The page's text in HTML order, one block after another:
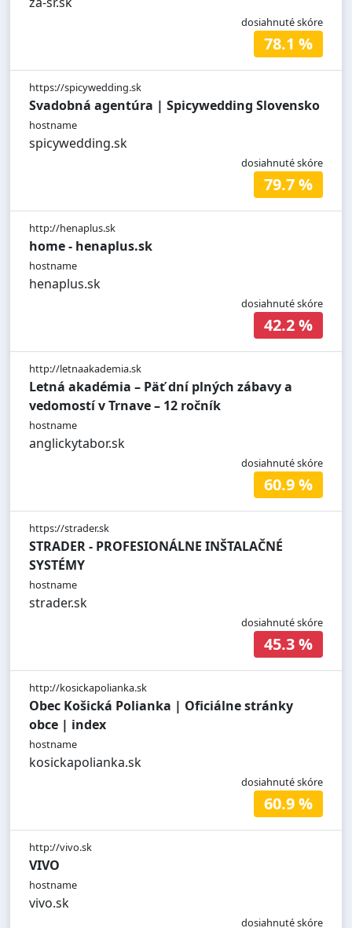
dosiahnuté skóre
78.1 %
https://spicywedding.sk
Svadobná agentúra | Spicywedding Slovensko
hostname
spicywedding.sk
dosiahnuté skóre
79.7 %
http://henaplus.sk
home - henaplus.sk
hostname
henaplus.sk
dosiahnuté skóre
42.2 %
http://letnaakademia.sk
Letná akadémia – Päť dní plných zábavy a
vedomostí v Trnave – 12 ročník
hostname
anglickytabor.sk
dosiahnuté skóre
60.9 %
https://strader.sk
STRADER - PROFESIONÁLNE INŠTALAČNÉ
SYSTÉMY
hostname
strader.sk
dosiahnuté skóre
45.3 %
http://kosickapolianka.sk
Obec Košická Polianka | Oficiálne stránky
obce | index
hostname
kosickapolianka.sk
dosiahnuté skóre
60.9 %
http://vivo.sk
VIVO
hostname
vivo.sk
dosiahnuté skóre